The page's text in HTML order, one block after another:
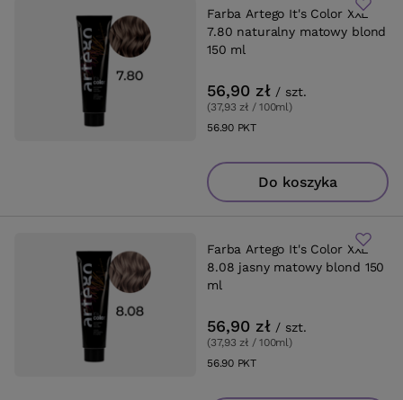
Farba Artego It's Color XXL
7.80 naturalny matowy blond
150 ml
56,90 zł / szt.
(37,93 zł / 100ml)
56.90PKTpunktów
Do koszyka
Farba Artego It's Color XXL
8.08 jasny matowy blond 150
ml
56,90 zł / szt.
(37,93 zł / 100ml)
56.90PKTpunktów